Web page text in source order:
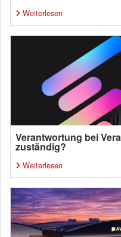
Weiterlesen
Verantwortung bei
zuständig?
Weiterlesen